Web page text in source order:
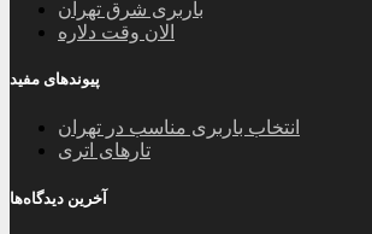
باربری شرق تهران
الان وقت دلاره
پیوندهای مفید
انتخاب باربری مناسب در تهران
تارهای اتری
آخرین دیدگاه‌ها